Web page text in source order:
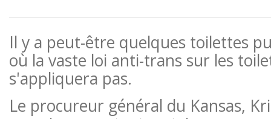
Il y a peut-être quelques toilettes
où la vaste loi anti-trans sur les
s'appliquera pas.
Le procureur général du Kansas,